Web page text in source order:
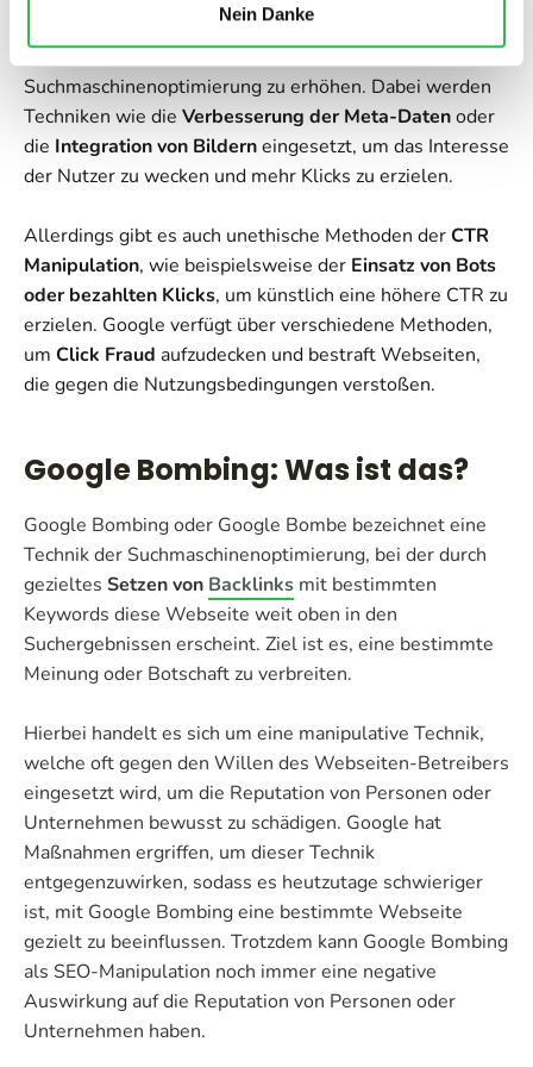
Nein Danke
dubiosen Maßnahmen anwendbar. Es bezieht sich auf
die Bemühungen, die CTR einer Webseite durch
Suchmaschinenoptimierung zu erhöhen. Dabei werden
Techniken wie die Verbesserung der Meta-Datenoder
die Integration von Bilderneingesetzt, um das Interesse
der Nutzer zu wecken und mehr Klicks zu erzielen.
Allerdings gibt es auch unethische Methoden derCTR
Manipulation, wie beispielsweise der Einsatz von Bots
oder bezahlten Klicks, um künstlich eine höhere CTR zu
erzielen. Google verfügt über verschiedene Methoden,
um Click Fraud aufzudecken und bestraft Webseiten,
die gegen die Nutzungsbedingungen verstoßen.
Google Bombing: Was ist das?
Google Bombing oder Google Bombe bezeichnet eine
Technik der Suchmaschinenoptimierung, bei der durch
gezieltes Setzen von Backlinks mit bestimmten
Keywords diese Webseite weit oben in den
Suchergebnissen erscheint. Ziel ist es, eine bestimmte
Meinung oder Botschaft zu verbreiten.
Hierbei handelt es sich um eine manipulative Technik,
welche oft gegen den Willen des Webseiten-Betreibers
eingesetzt wird, um die Reputation von Personen oder
Unternehmen bewusst zu schädigen. Google hat
Maßnahmen ergriffen, um dieser Technik
entgegenzuwirken, sodass es heutzutage schwieriger
ist, mit Google Bombing eine bestimmte Webseite
gezielt zu beeinflussen. Trotzdem kann Google Bombing
als SEO-Manipulation noch immer eine negative
Auswirkung auf die Reputation von Personen oder
Unternehmen haben.